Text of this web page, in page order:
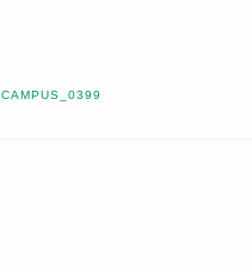
CAMPUS_0399